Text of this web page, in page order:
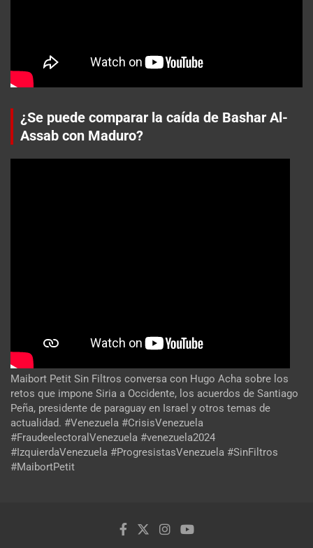
¿Se puede comparar la caída de Bashar Al-
Assab con Maduro?
Maibort Petit Sin Filtros conversa con Hugo Acha sobre los
retos que impone Siria a Occidente, los acuerdos de Santiago
Peña, presidente de paraguay en Israel y otros temas de
actualidad. #Venezuela #CrisisVenezuela
#FraudeelectoralVenezuela #venezuela2024
#IzquierdaVenezuela #ProgresistasVenezuela #SinFiltros
#MaibortPetit